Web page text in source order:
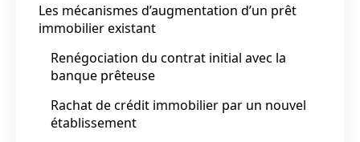
Les mécanismes d’augmentation d’un prêt
immobilier existant
Renégociation du contrat initial avec la
banque prêteuse
Rachat de crédit immobilier par un nouvel
établissement